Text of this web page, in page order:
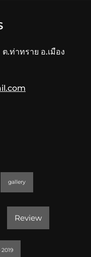
.ท่าทราย อ.เมือง
gallery
Review